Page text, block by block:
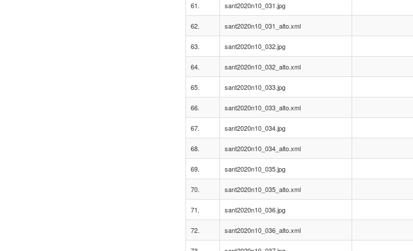
61. sant2020n10_031.jpg
62. sant2020n10_031_alto.xml
63. sant2020n10_032.jpg
64. sant2020n10_032_alto.xml
65. sant2020n10_033.jpg
66. sant2020n10_033_alto.xml
67. sant2020n10_034.jpg
68. sant2020n10_034_alto.xml
69. sant2020n10_035.jpg
70. sant2020n10_035_alto.xml
71. sant2020n10_036.jpg
72. sant2020n10_036_alto.xml